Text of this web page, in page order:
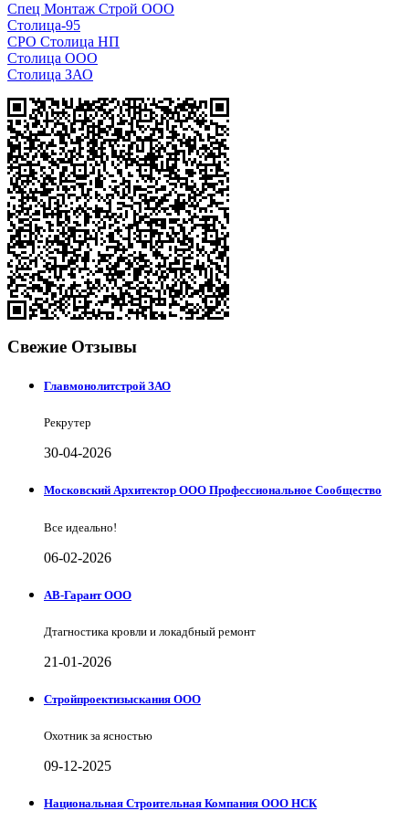
Спец Монтаж Строй ООО
Столица-95
СРО Столица НП
Столица ООО
Столица ЗАО
Свежие Отзывы
Главмонолитстрой ЗАО
Рекрутер
30-04-2026
Московский Архитектор ООО Профессиональное Сообщество
Все идеально!
06-02-2026
АВ-Гарант ООО
Дтагностика кровли и локадбный ремонт
21-01-2026
Стройпроектизыскания ООО
Охотник за ясностью
09-12-2025
Национальная Строительная Компания ООО НСК